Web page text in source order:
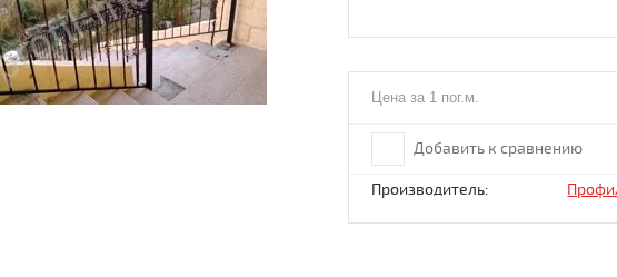
Цена за 1 пог.м.
Добавить к сравнению
Производитель: